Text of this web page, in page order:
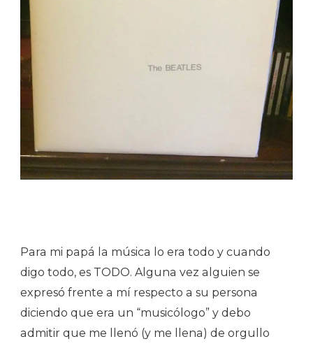
Para mi papá la música lo era todo y cuando
digo todo, es TODO. Alguna vez alguien se
expresó frente a mí respecto a su persona
diciendo que era un “musicólogo” y debo
admitir que me llenó (y me llena) de orgullo